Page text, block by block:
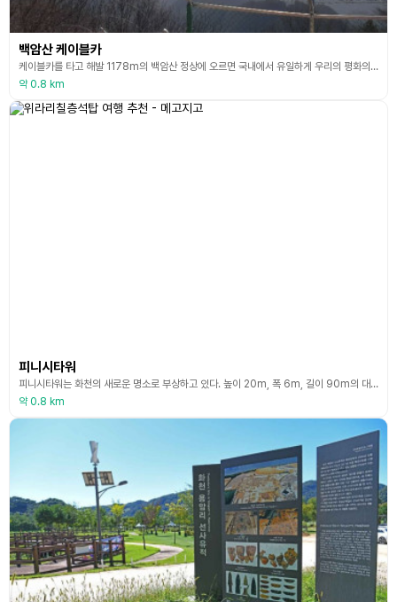
백암산 케이블카
케이블카를 타고 해발 1178m의 백암산 정상에 오르면 국내에서 유일하게 우리의 평화의 댐과 북한의 금강산 댐을 동시에 조망하며 야생동물 1급인 산양을 만나 볼 수 있다. 국내 최초로 민통선 구간을 연결한 교주식 케이블카로 가장 가까이서 북한을 조망할 수 있다. 백암산전망대에 오르면 북한의 임남댐과 금강산이 보이고, 평화의댐을 동시에 볼 수 있는 유일한 장소이다. 백암산은 6.25 전쟁의 마지막 전투인 금성전트를 치른 전장으로 가곡 ‘비목’의 현장이기도
약 0.8 km
피니시타워
피니시타워는 화천의 새로운 명소로 부상하고 있다. 높이 20m, 폭 6m, 길이 90m의 대형 철골 조형물로, 독특한 외관이 가장 먼저 눈길을 사로잡는다. 피니시타워는 ‘2007년 아시아 카누경기대회’ 당시 피니시라인의 기록계측 및 중계를 위해 설치된 건축물이다. 대회 폐막 후 기존 시설을 개조해 수상골프장, 전망대 휴게실 등을 갖춘 관광 명소로 이용하고 있다. 조정, 카누 등의 국내 체육대회를 유치하는 것은 물론 ‘화천 쪽배 축제’ 개최 장소 등으로
약 0.8 km